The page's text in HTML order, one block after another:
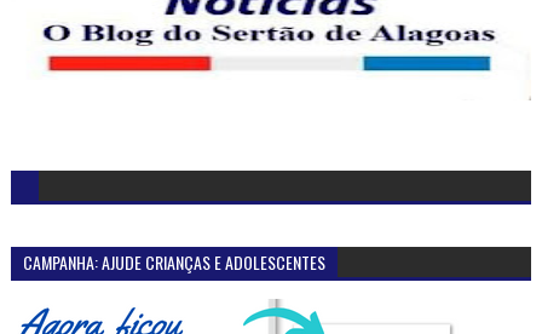
CAMPANHA: AJUDE CRIANÇAS E ADOLESCENTES